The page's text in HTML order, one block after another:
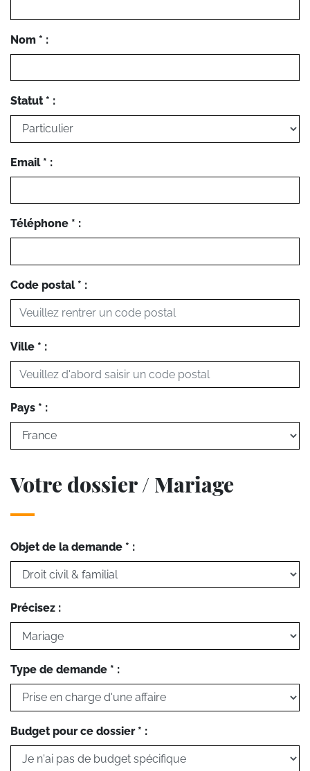
Nom * :
Statut * :
Email * :
Téléphone * :
Code postal * :
Ville * :
Pays * :
Votre dossier / Mariage
Objet de la demande * :
Précisez :
Type de demande * :
Budget pour ce dossier * :